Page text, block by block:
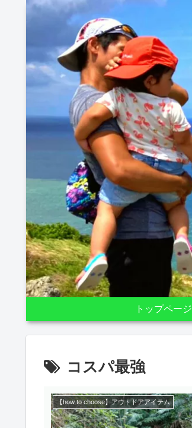
トップページ
コスパ最強
【how to choose】アウトドアアイテム